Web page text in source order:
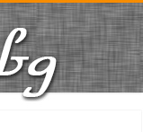
е и сила, и